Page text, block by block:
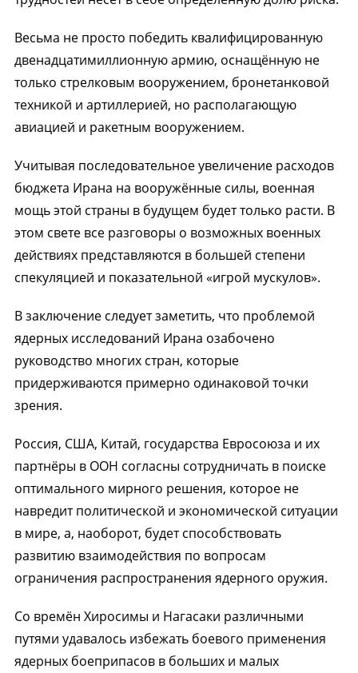
Весьма не просто победить квалифицированную
двенадцатимиллионную армию, оснащённую не
только стрелковым вооружением, бронетанковой
техникой и артиллерией, но располагающую
авиацией и ракетным вооружением.
Учитывая последовательное увеличение расходов
бюджета Ирана на вооружённые силы, военная
мощь этой страны в будущем будет только расти. В
этом свете все разговоры о возможных военных
действиях представляются в большей степени
спекуляцией и показательной «игрой мускулов».
В заключение следует заметить, что проблемой
ядерных исследований Ирана озабочено
руководство многих стран, которые
придерживаются примерно одинаковой точки
зрения.
Россия, США, Китай, государства Евросоюза и их
партнёры в ООН согласны сотрудничать в поиске
оптимального мирного решения, которое не
навредит политической и экономической ситуации
в мире, а, наоборот, будет способствовать
развитию взаимодействия по вопросам
ограничения распространения ядерного оружия.
Со времён Хиросимы и Нагасаки различными
путями удавалось избежать боевого применения
ядерных боеприпасов в больших и малых